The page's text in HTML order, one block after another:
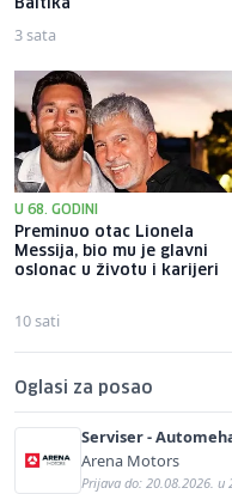
Baltika
3 sata
U 68. GODINI
Preminuo otac Lionela
Messija, bio mu je glavni
oslonac u životu i karijeri
10 sati
Oglasi za posao
Serviser -
Arena Motors
Prijava do: 20.08.2026. u